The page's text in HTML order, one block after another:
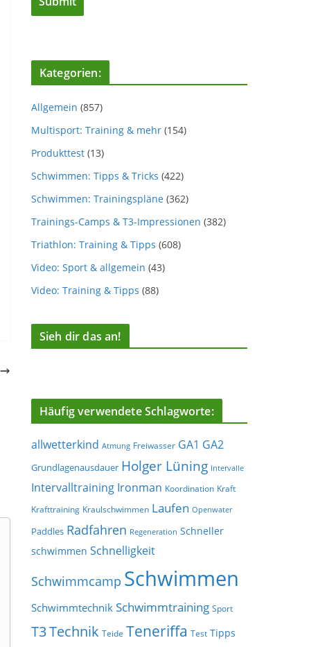
Kategorien:
Allgemein (857)
Multisport: Training & mehr (154)
Produkttest (13)
Schwimmen: Tipps & Tricks (422)
Schwimmen: Trainingspläne (362)
Trainings-Camps & T3-Impressionen (382)
Triathlon: Training & Tipps (608)
Video: Sport & allgemein (43)
Video: Training & Tipps (88)
Sieh dir das an!
Häufig verwendete Schlagworte:
allwetterkind Atmung Freiwasser GA1 GA2
Grundlagenausdauer Holger Lüning Intervalle
Intervalltraining Ironman Koordination Kraft
Krafttraining Kraulschwimmen Laufen Openwater
Paddles Radfahren Regeneration Schneller
schwimmen Schnelligkeit
Schwimmcamp Schwimmen
Schwimmtechnik Schwimmtraining Sport
T3Technik Teide Teneriffa Test Tipps